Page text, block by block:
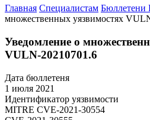
Главная Специалистам
множественных уязвимостях
Уведомление о
VULN-20210701.6
Дата бюллетеня
1 июля 2021
Идентификатор уязвимости
MITRE CVE-2021-30554